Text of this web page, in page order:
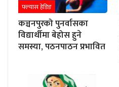
फ्ल्यास हेडिङ
कञ्चनपुरको पुनर्वासका
विद्यार्थीमा बेहोस हुने
समस्या, पठनपाठन प्रभावित